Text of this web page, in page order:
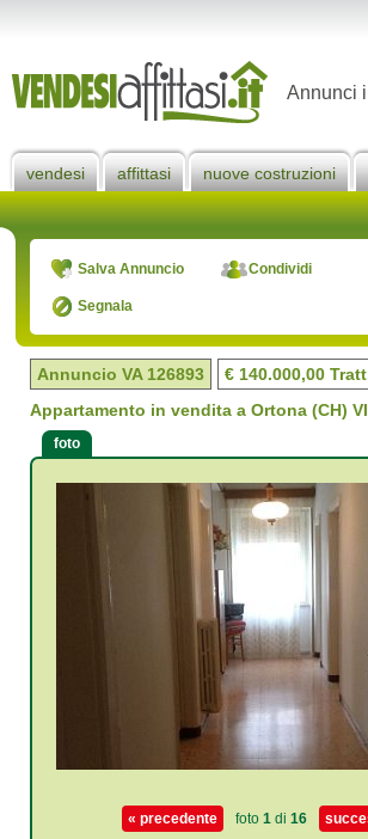
Annunci
vendesi affittasi nuove costruzioni
Salva Annuncio Condividi
Segnala
Annuncio VA 126893
€ 140.000,00
Appartamento in vendita a Ortona (CH)
foto
« precedente foto 1di 16